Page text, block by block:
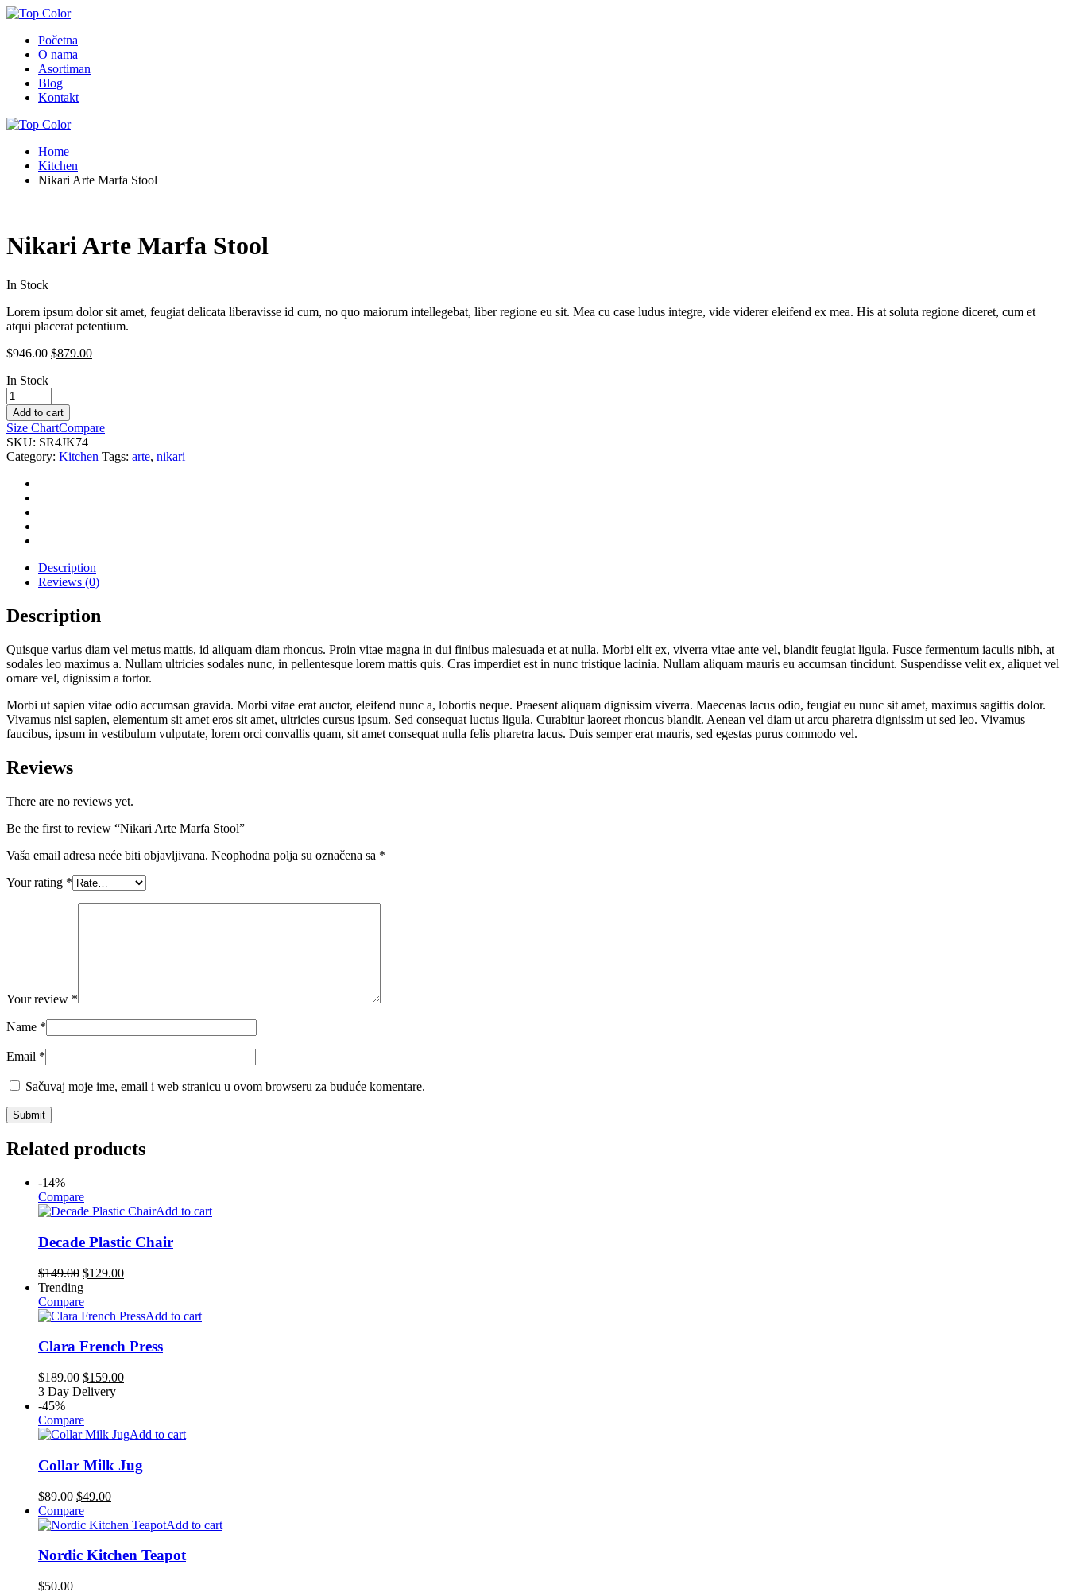
Početna
O nama
Asortiman
Blog
Kontakt
Home
Kitchen
Nikari Arte Marfa Stool
Nikari Arte Marfa Stool
In Stock
Lorem ipsum dolor sit amet, feugiat delicata liberavisse id cum, no quo maiorum intellegebat, liber regione eu sit. Mea cu case ludus integre, vide viderer eleifend ex mea. His at soluta regione diceret, cum et
atqui placerat petentium.
$946.00 $879.00
In Stock
Nikari
Arte
Marfa
Stool
quantity
Add to cart
Size ChartCompare
SKU: SR4JK74
Category: Kitchen Tags: arte, nikari
Description
Reviews (0)
Description
Quisque varius diam vel metus mattis, id aliquam diam rhoncus. Proin vitae magna in dui finibus malesuada et at nulla. Morbi elit ex, viverra vitae ante vel, blandit feugiat ligula. Fusce fermentum iaculis nibh, at
sodales leo maximus a. Nullam ultricies sodales nunc, in pellentesque lorem mattis quis. Cras imperdiet est in nunc tristique lacinia. Nullam aliquam mauris eu accumsan tincidunt. Suspendisse velit ex, aliquet vel
ornare vel, dignissim a tortor.
Morbi ut sapien vitae odio accumsan gravida. Morbi vitae erat auctor, eleifend nunc a, lobortis neque. Praesent aliquam dignissim viverra. Maecenas lacus odio, feugiat eu nunc sit amet, maximus sagittis dolor.
Vivamus nisi sapien, elementum sit amet eros sit amet, ultricies cursus ipsum. Sed consequat luctus ligula. Curabitur laoreet rhoncus blandit. Aenean vel diam ut arcu pharetra dignissim ut sed leo. Vivamus
faucibus, ipsum in vestibulum vulputate, lorem orci convallis quam, sit amet consequat nulla felis pharetra lacus. Duis semper erat mauris, sed egestas purus commodo vel.
Reviews
There are no reviews yet.
Be the first to review “Nikari Arte Marfa Stool”
Vaša email adresa neće biti objavljivana. Neophodna polja su označena sa *
Your rating *
Your review *
Name *
Email *
Sačuvaj moje ime, email i web stranicu u ovom browseru za buduće komentare.
Related products
-14%
Compare
Add to cart
Decade Plastic Chair
$149.00 $129.00
Trending
Compare
Add to cart
Clara French Press
$189.00 $159.00
3 Day Delivery
-45%
Compare
Add to cart
Collar Milk Jug
$89.00 $49.00
Compare
Add to cart
Nordic Kitchen Teapot
$50.00